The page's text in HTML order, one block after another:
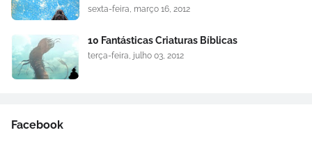
sexta-feira, março 16, 2012
10 Fantásticas Criaturas Bíblicas
terça-feira, julho 03, 2012
Facebook